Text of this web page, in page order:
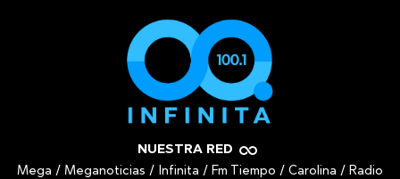
NUESTRA RED
Mega / Meganoticias / Infinita / Fm Tiempo / Carolina / Radio